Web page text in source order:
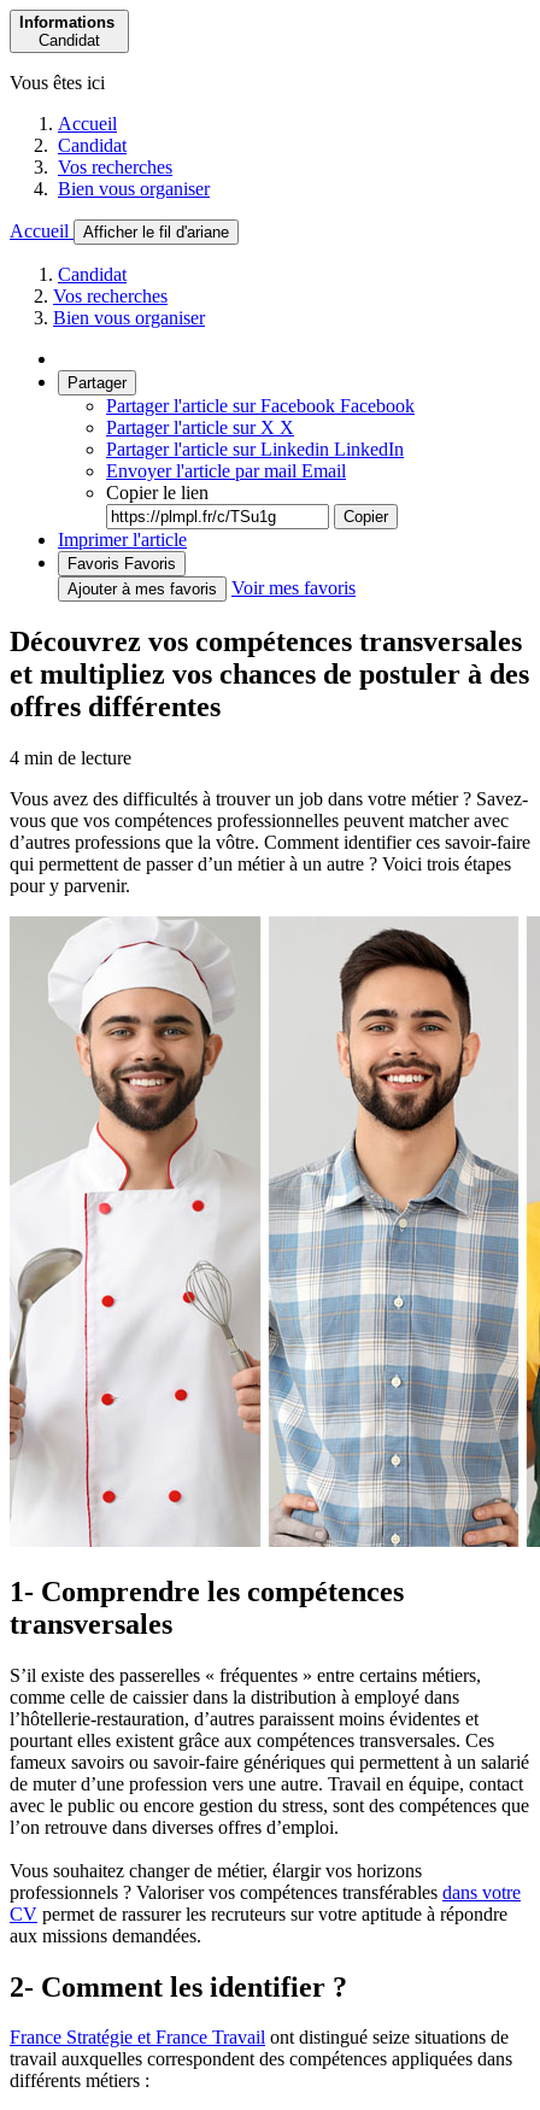
Informations
Candidat
Vous êtes ici
Accueil
Candidat
Vos recherches
Bien vous organiser
Accueil Afficher le fil d'ariane
Candidat
Vos recherches
Bien vous organiser
Partager
Partager l'article sur Facebook Facebook
Partager l'article sur X X
Partager l'article sur Linkedin LinkedIn
Envoyer l'article par mail Email
Copier le lien
Copier
Imprimer l'article
Favoris Favoris
Ajouter à mes favoris
Voir mes favoris
Découvrez vos compétences transversales
et multipliez vos chances de postuler à des
offres différentes
4 min de lecture
Vous avez des difficultés à trouver un job dans votre métier ? Savez-
vous que vos compétences professionnelles peuvent matcher avec
d’autres professions que la vôtre. Comment identifier ces savoir-faire
qui permettent de passer d’un métier à un autre ? Voici trois étapes
pour y parvenir.
1- Comprendre les compétences
transversales
S’il existe des passerelles « fréquentes » entre certains métiers,
comme celle de caissier dans la distribution à employé dans
l’hôtellerie-restauration, d’autres paraissent moins évidentes et
pourtant elles existent grâce aux compétences transversales. Ces
fameux savoirs ou savoir-faire génériques qui permettent à un salarié
de muter d’une profession vers une autre. Travail en équipe, contact
avec le public ou encore gestion du stress, sont des compétences que
l’on retrouve dans diverses offres d’emploi.
Vous souhaitez changer de métier, élargir vos horizons
professionnels ? Valoriser vos compétences transférables dans votre
CV permet de rassurer les recruteurs sur votre aptitude à répondre
aux missions demandées.
2- Comment les identifier ?
France Stratégie et France Travail ont distingué seize situations de
travail auxquelles correspondent des compétences appliquées dans
différents métiers :